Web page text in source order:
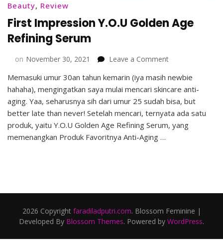
Beauty, Review
First Impression Y.O.U Golden Age
Refining Serum
on November 30, 2021 Leave a Commenton
Impression
Y.O.U
Golden
Age
Serum
Memasuki umur 30an tahun kemarin (iya masih newbie
hahaha), mengingatkan saya mulai mencari skincare anti-
aging. Yaa, seharusnya sih dari umur 25 sudah bisa, but
better late than never! Setelah mencari, ternyata ada satu
produk, yaitu Y.O.U Golden Age Refining Serum, yang
memenangkan Produk Favoritnya Anti-Aging …
2026 Copyright faradiladputri.com. Blossom Feminine |
Developed By Blossom Themes. Powered by WordPress.